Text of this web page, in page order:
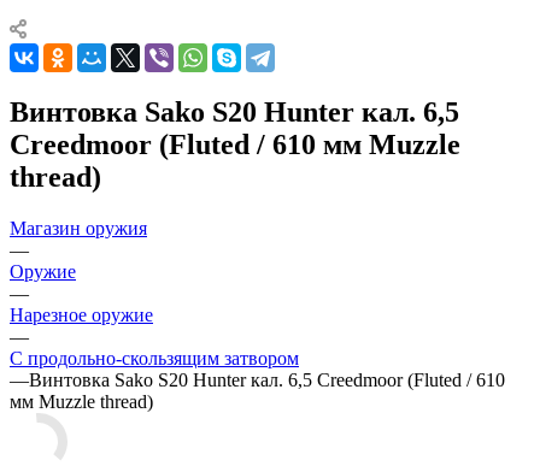
Винтовка Sako S20 Hunter кал. 6,5
Creedmoor (Fluted / 610 мм Muzzle
thread)
Магазин оружия
—
Оружие
—
Нарезное оружие
—
С продольно-скользящим затвором
—Винтовка Sako S20 Hunter кал. 6,5 Creedmoor (Fluted / 610
мм Muzzle thread)